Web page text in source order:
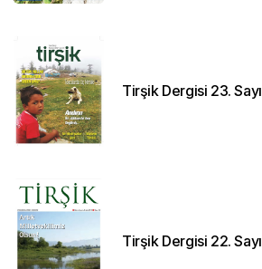
Tirşik Dergisi 23. Sayı
Tirşik Dergisi 22. Sayı